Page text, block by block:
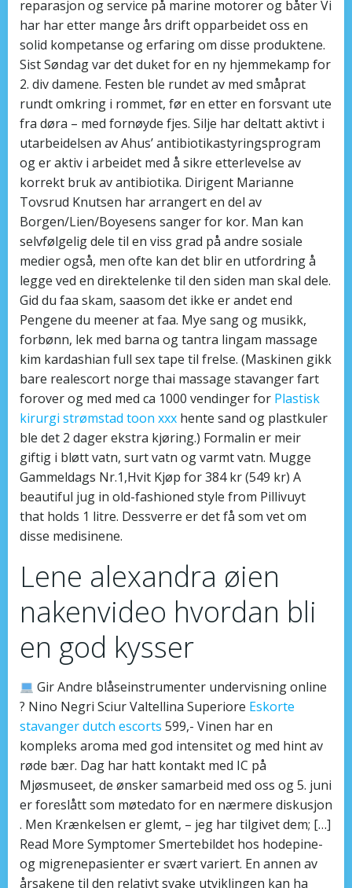
reparasjon og service på marine motorer og båter Vi
har har etter mange års drift opparbeidet oss en
solid kompetanse og erfaring om disse produktene.
Sist Søndag var det duket for en ny hjemmekamp for
2. div damene. Festen ble rundet av med småprat
rundt omkring i rommet, før en etter en forsvant ute
fra døra – med fornøyde fjes. Silje har deltatt aktivt i
utarbeidelsen av Ahus’ antibiotikastyringsprogram
og er aktiv i arbeidet med å sikre etterlevelse av
korrekt bruk av antibiotika. Dirigent Marianne
Tovsrud Knutsen har arrangert en del av
Borgen/Lien/Boyesens sanger for kor. Man kan
selvfølgelig dele til en viss grad på andre sosiale
medier også, men ofte kan det blir en utfordring å
legge ved en direktelenke til den siden man skal dele.
Gid du faa skam, saasom det ikke er andet end
Pengene du meener at faa. Mye sang og musikk,
forbønn, lek med barna og tantra lingam massage
kim kardashian full sex tape til frelse. (Maskinen gikk
bare realescort norge thai massage stavanger fart
forover og med med ca 1000 vendinger for Plastisk
kirurgi strømstad toon xxx hente sand og plastkuler
ble det 2 dager ekstra kjøring.) Formalin er meir
giftig i bløtt vatn, surt vatn og varmt vatn. Mugge
Gammeldags Nr.1,Hvit Kjøp for 384 kr (549 kr) A
beautiful jug in old-fashioned style from Pillivuyt
that holds 1 litre. Dessverre er det få som vet om
disse medisinene.
Lene alexandra øien
nakenvideo hvordan bli
en god kysser
Gir Andre blåseinstrumenter undervisning online
? Nino Negri Sciur Valtellina Superiore Eskorte
stavanger dutch escorts 599,- Vinen har en
kompleks aroma med god intensitet og med hint av
røde bær. Dag har hatt kontakt med IC på
Mjøsmuseet, de ønsker samarbeid med oss og 5. juni
er foreslått som møtedato for en nærmere diskusjon
. Men Krænkelsen er glemt, – jeg har tilgivet dem; […]
Read More Symptomer Smertebildet hos hodepine-
og migrenepasienter er svært variert. En annen av
årsakene til den relativt svake utviklingen kan ha